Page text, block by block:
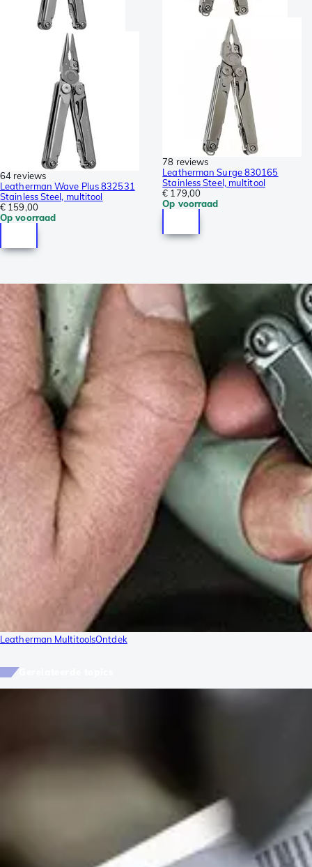
64 reviews
Leatherman Wave Plus 832531
Stainless Steel, multitool
€ 159,00
Op voorraad
78 reviews
Leatherman Surge 830165
Stainless Steel, multitool
€ 179,00
Op voorraad
Leatherman MultitoolsOntdek